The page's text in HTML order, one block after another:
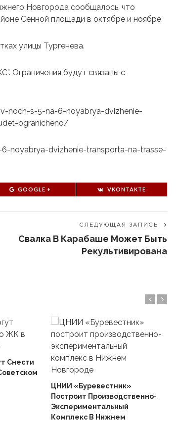
Новгорода сообщалось, что
Сенной площади в октябре и ноябре.
улицы Тургенева.
Ограничения будут связаны с
noch-s-5-na-6-noyabrya-dvizhenie-
ogranicheno/
noyabrya-dvizhenie-transporta-na-trasse-
GOOGLE + VKONTAKTE
СЛЕДУЮЩАЯ ЗАПИСЬ
Свалка В Карабаше Может Быть
Рекультивирована
Снести
ЦНИИ «Буревестник»
Построит Производственно-
Экспериментальный
Комплекс В Нижнем